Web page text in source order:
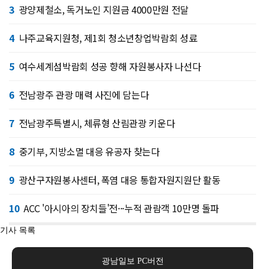
3 광양제철소, 독거노인 지원금 4000만원 전달
4 나주교육지원청, 제1회 청소년창업박람회 성료
5 여수세계섬박람회 성공 향해 자원봉사자 나선다
6 전남광주 관광 매력 사진에 담는다
7 전남광주특별시, 체류형 산림관광 키운다
8 중기부, 지방소멸 대응 유공자 찾는다
9 광산구자원봉사센터, 폭염 대응 통합자원지원단 활동
10 ACC '아시아의 장치들'전···누적 관람객 10만명 돌파
기사 목록
광남일보 PC버전